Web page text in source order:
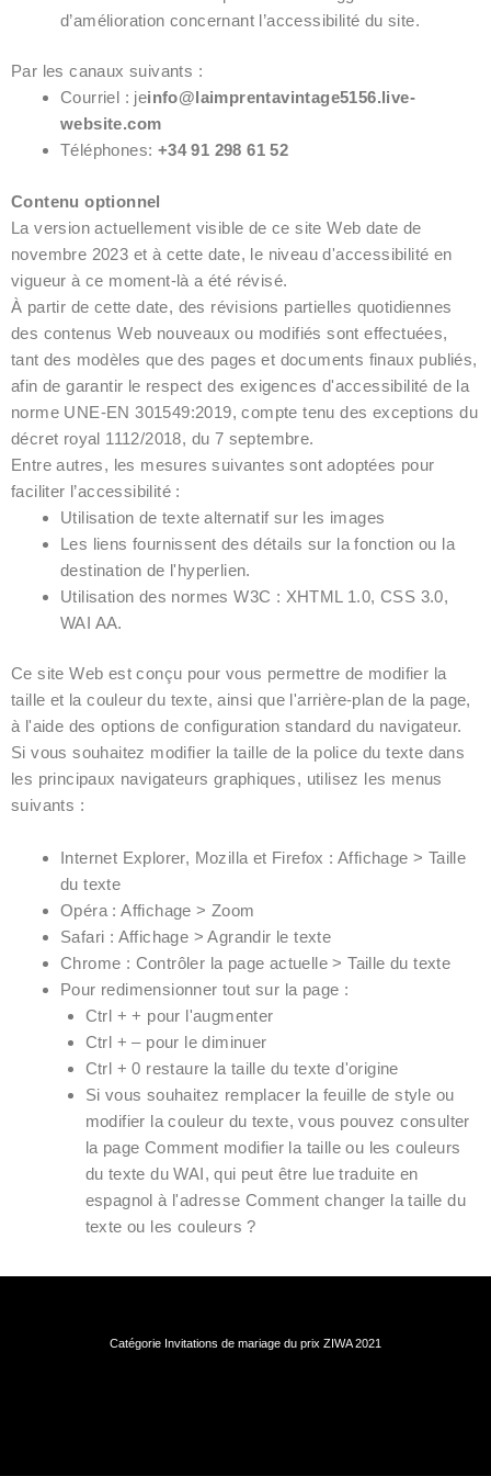
d’amélioration concernant l’accessibilité du site.
Par les canaux suivants :
Courriel : jeinfo@laimprentavintage5156.live-
website.com
Téléphones: +34 91 298 61 52
Contenu optionnel
La version actuellement visible de ce site Web date de
novembre 2023 et à cette date, le niveau d'accessibilité en
vigueur à ce moment-là a été révisé.
À partir de cette date, des révisions partielles quotidiennes
des contenus Web nouveaux ou modifiés sont effectuées,
tant des modèles que des pages et documents finaux publiés,
afin de garantir le respect des exigences d'accessibilité de la
norme UNE-EN 301549:2019, compte tenu des exceptions du
décret royal 1112/2018, du 7 septembre.
Entre autres, les mesures suivantes sont adoptées pour
faciliter l’accessibilité :
Utilisation de texte alternatif sur les images
Les liens fournissent des détails sur la fonction ou la
destination de l'hyperlien.
Utilisation des normes W3C : XHTML 1.0, CSS 3.0,
WAI AA.
Ce site Web est conçu pour vous permettre de modifier la
taille et la couleur du texte, ainsi que l'arrière-plan de la page,
à l'aide des options de configuration standard du navigateur.
Si vous souhaitez modifier la taille de la police du texte dans
les principaux navigateurs graphiques, utilisez les menus
suivants :
Internet Explorer, Mozilla et Firefox : Affichage > Taille
du texte
Opéra : Affichage > Zoom
Safari : Affichage > Agrandir le texte
Chrome : Contrôler la page actuelle > Taille du texte
Pour redimensionner tout sur la page :
Ctrl + + pour l'augmenter
Ctrl + – pour le diminuer
Ctrl + 0 restaure la taille du texte d'origine
Si vous souhaitez remplacer la feuille de style ou
modifier la couleur du texte, vous pouvez consulter
la page Comment modifier la taille ou les couleurs
du texte du WAI, qui peut être lue traduite en
espagnol à l'adresse Comment changer la taille du
texte ou les couleurs ?
Catégorie Invitations de mariage du prix ZIWA 2021